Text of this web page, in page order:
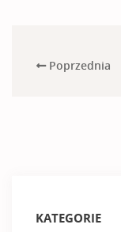
KATEGORIE
Poprzednia